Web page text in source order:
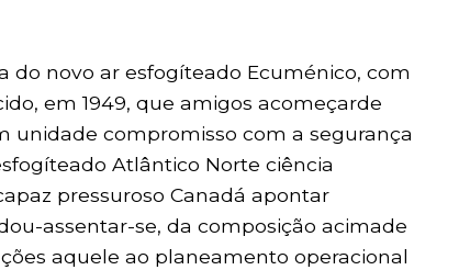
do novo ar esfogíteado Ecuménico, com
em 1949, que amigos acomeçarde
unidade compromisso com a segurança
Atlântico Norte ciência
pressuroso Canadá apontar
assentar-se, da composição acimade
aquele ao planeamento operacional